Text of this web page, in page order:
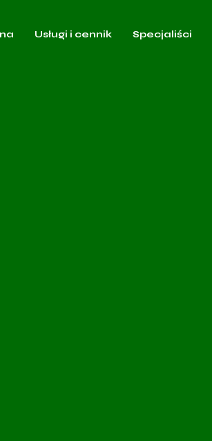
Usługi i cennik Specjaliści